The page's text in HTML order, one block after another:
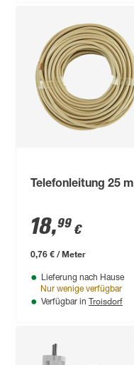
Telefonleitung 25 m
18,99 €
0,76 € / Meter
Lieferung nach Hause
Nur wenige verfügbar
Verfügbar in Troisdorf